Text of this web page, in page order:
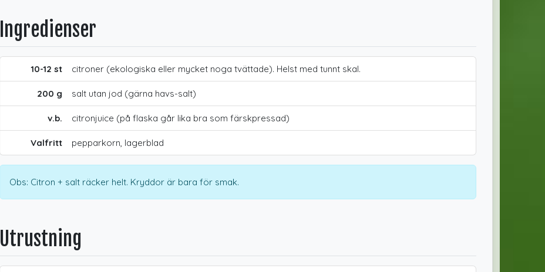
Ingredienser
10-12 st citroner (ekologiska eller mycket noga tvättade). Helst med tunnt skal.
200 g salt utan jod (gärna havs-salt)
v.b. citronjuice (på flaska går lika bra som färskpressad)
Valfritt pepparkorn, lagerblad
Obs: Citron + salt räcker helt. Kryddor är bara för smak.
Utrustning